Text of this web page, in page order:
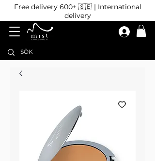
Free delivery 600+ 🇸🇪 | International
delivery